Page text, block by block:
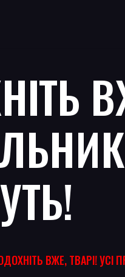
ВЖЕ, ТВАРІ!